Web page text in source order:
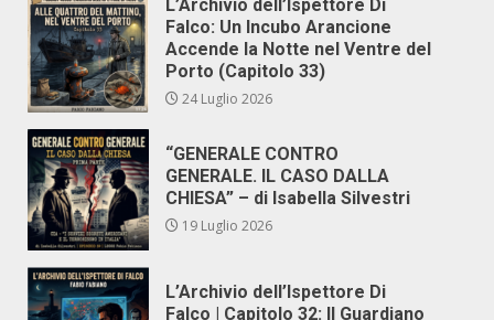
L’Archivio dell’Ispettore Di
Falco: Un Incubo Arancione
Accende la Notte nel Ventre del
Porto (Capitolo 33)
24 Luglio 2026
“GENERALE CONTRO
GENERALE. IL CASO DALLA
CHIESA” – di Isabella Silvestri
19 Luglio 2026
L’Archivio dell’Ispettore Di
Falco | Capitolo 32: Il Guardiano